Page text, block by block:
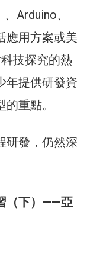
Arduino、
應用方案或美
技探究的熱
年提供研發資
重點。
研發，仍然深
（下）——亞